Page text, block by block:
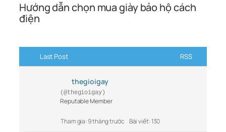
Hướng dẫn chọn mua giày bảo hộ cách
điện
Last Post RSS
thegioigay
(@thegioigay)
Reputable Member
Tham gia: 9 tháng trước Bài viết: 130